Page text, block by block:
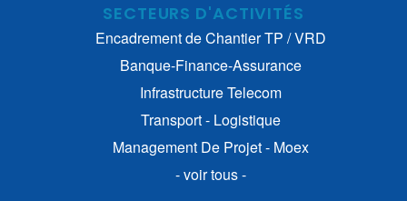
SECTEURS D'ACTIVITÉS
Encadrement de Chantier TP / VRD
Banque-Finance-Assurance
Infrastructure Telecom
Transport - Logistique
Management De Projet - Moex
- voir tous -